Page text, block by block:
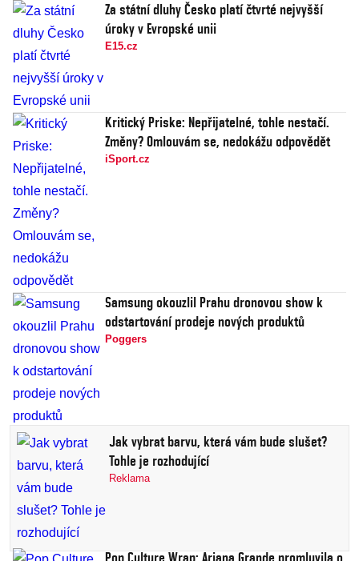
Za státní dluhy Česko platí čtvrté nejvyšší
úroky v Evropské unii
E15.cz
Kritický Priske: Nepřijatelné, tohle nestačí.
Změny? Omlouvám se, nedokážu odpovědět
iSport.cz
Samsung okouzlil Prahu dronovou show k
odstartování prodeje nových produktů
Poggers
Jak vybrat barvu, která vám bude slušet?
Tohle je rozhodující
Reklama